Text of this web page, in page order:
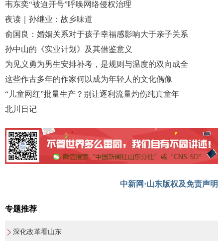
韦东奕“被迫开号”呼唤网络侵权治理
夜读｜孙继业：故乡味道
俞国良：婚姻关系对于孩子幸福感影响大于亲子关系
孙中山的《实业计划》及其借鉴意义
为见义勇为男生安排补考，是规则与温度的双向成全
这些作古多年的作家何以成为年轻人的文化偶像
“儿童网红”批量生产？别让逐利流量灼伤纯真童年
北川日记
中新网·山东版权及免责声明
专题推荐
深化改革看山东